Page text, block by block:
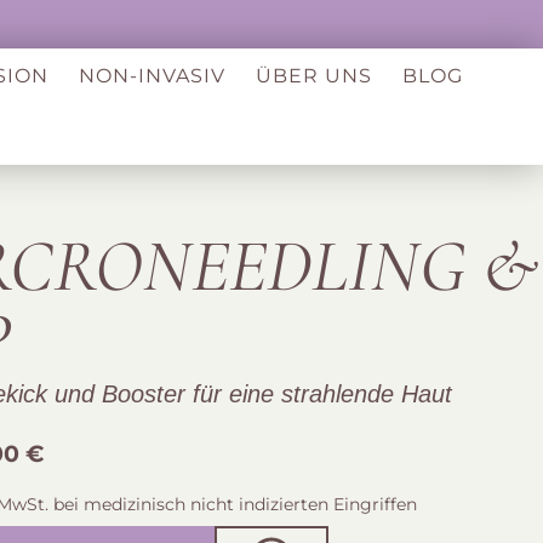
NON-INVASIV ÜBER UNS BLOG
&
und Booster für eine strahlende Haut
€
bei medizinisch nicht indizierten Eingriffen